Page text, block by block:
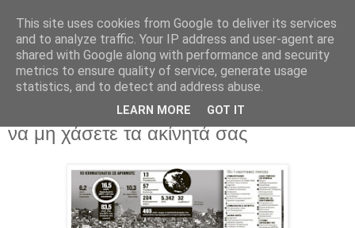
Πέμπτη 13 Δεκεμβρίου 2018
Κτηματολόγιο : Οδηγός επιβίωσης για
να μη χάσετε τα ακίνητά σας
This site uses cookies from Google to deliver its services
and to analyze traffic. Your IP address and user-agent are
shared with Google along with performance and security
metrics to ensure quality of service, generate usage
statistics, and to detect and address abuse.
LEARN MORE GOT IT